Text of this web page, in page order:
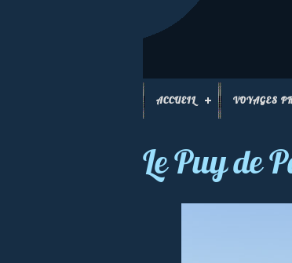
ACCUEIL VOYAGES
Le Puy de